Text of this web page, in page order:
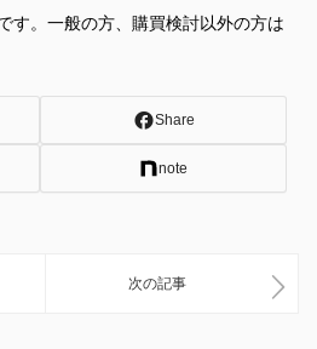
す。一般の方、購買検討以外の方は
Share
note
次の記事